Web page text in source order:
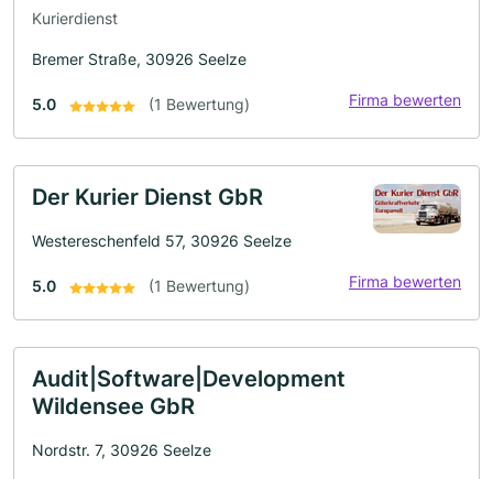
Kurierdienst
Bremer Straße, 30926 Seelze
5.0 (1 Bewertung) Firma bewerten
Der Kurier Dienst GbR
Westereschenfeld 57, 30926 Seelze
5.0 (1 Bewertung) Firma bewerten
Audit|Software|Development
Wildensee GbR
Nordstr. 7, 30926 Seelze